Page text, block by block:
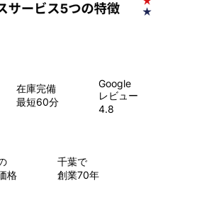
在庫完備
最短60分
Google
レビュー
4.8
格
千葉で
創業70年